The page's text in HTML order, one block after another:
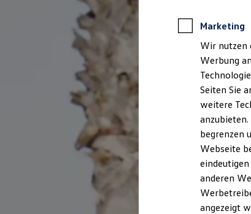
Wartungsverträge
Geschäftskunden
Professional Class bei Volkswagen
Großkunden
Behörden
Direktkunden
Sonderfahrzeuge
Anpfiff zum Gewinn
Elektromobilität
Elektroautos
ID. Tutorials
Elektrofahrzeugkonzepte
ID. EVERY1
Reichweite
Reichweite der ID. Modelle
Reichweite im Winter
Rekuperation
Laden unterwegs
Marketing
Wir nutzen
Werbung
Seiten Sie
weitere
begrenzen
Webseite
anderen
angezeigt